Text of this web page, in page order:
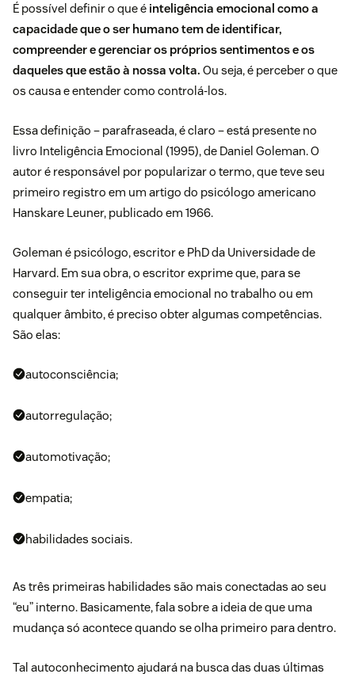
É possível definir o que é inteligência emocional como a
capacidade que o ser humano tem de identificar,
compreender e gerenciar os próprios sentimentos e os
daqueles que estão à nossa volta. Ou seja, é perceber o que
os causa e entender como controlá-los.
Essa definição – parafraseada, é claro – está presente no
livro Inteligência Emocional (1995), de Daniel Goleman. O
autor é responsável por popularizar o termo, que teve seu
primeiro registro em um artigo do psicólogo americano
Hanskare Leuner, publicado em 1966.
Goleman é psicólogo, escritor e PhD da Universidade de
Harvard. Em sua obra, o escritor exprime que, para se
conseguir ter inteligência emocional no trabalho ou em
qualquer âmbito, é preciso obter algumas competências.
São elas:
autoconsciência;
autorregulação;
automotivação;
empatia;
habilidades sociais.
As três primeiras habilidades são mais conectadas ao seu
“eu” interno. Basicamente, fala sobre a ideia de que uma
mudança só acontece quando se olha primeiro para dentro.
Tal autoconhecimento ajudará na busca das duas últimas